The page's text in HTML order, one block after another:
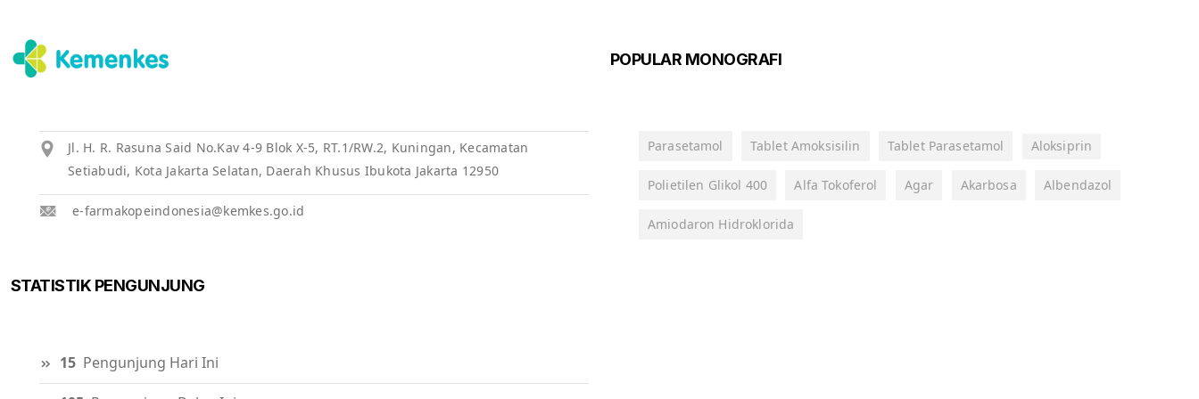
Jl. H. R. Rasuna Said No.Kav 4-9 Blok X-5, RT.1/RW.2, Kuningan, Kecamatan
Setiabudi, Kota Jakarta Selatan, Daerah Khusus Ibukota Jakarta 12950
e-farmakopeindonesia@kemkes.go.id
POPULAR MONOGRAFI
Parasetamol Tablet Amoksisilin Tablet Parasetamol Aloksiprin
Polietilen Glikol 400 Alfa Tokoferol Agar Akarbosa Albendazol
Amiodaron Hidroklorida
STATISTIK PENGUNJUNG
15 Pengunjung Hari Ini